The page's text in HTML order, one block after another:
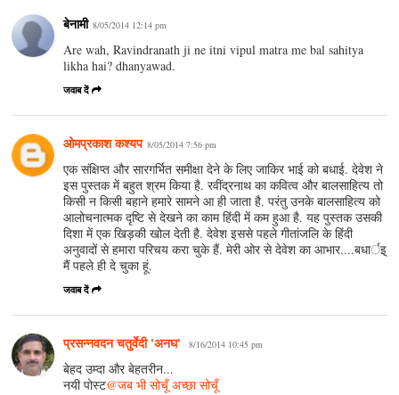
बेनामी 8/05/2014 12:14 pm
Are wah, Ravindranath ji ne itni vipul matra me bal sahitya
likha hai? dhanyawad.
जवाब दें
ओमप्रकाश कश्यप 8/05/2014 7:56 pm
एक संक्षिप्त और सारगर्भित समीक्षा देने के लिए जाकिर भाई को बधाई. देवेश ने
इस पुस्तक में बहुत श्रम किया है. रवींद्रनाथ का कवित्व और बालसाहित्य तो
किसी न किसी बहाने हमारे सामने आ ही जाता है. परंतु उनके बालसाहित्य को
आलोचनात्मक दृष्टि से देखने का काम हिंदी में कम हुआ है. यह पुस्तक उसकी
दिशा में एक खिड़की खोल देती है. देवेश इससे पहले गीतांजलि के हिंदी
अनुवादों से हमारा परिचय करा चुके हैं. मेरी ओर से देवेश का आभार....बधार्इ्
मैं पहले ही दे चुका हूं.
जवाब दें
प्रसन्नवदन चतुर्वेदी 'अनघ' 8/16/2014 10:45 pm
बेहद उम्दा और बेहतरीन...
नयी पोस्ट@जब भी सोचूँ अच्छा सोचूँ